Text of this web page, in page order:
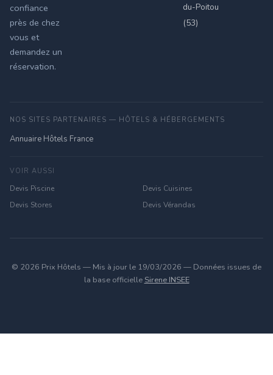
confiance
près de chez
vous et
demandez un
réservation.
du-Poitou
(53)
NOS SITES PARTENAIRES — HÔTELS & HÉBERGEMENTS
Annuaire Hôtels France
VOIR AUSSI
Devis Piscine
Devis Cuisines
Devis Stores
Devis Vérandas
© 2026 Prix Hôtels — Mis à jour le 19/03/2026 — Données issues de
la base officielle Sirene INSEE